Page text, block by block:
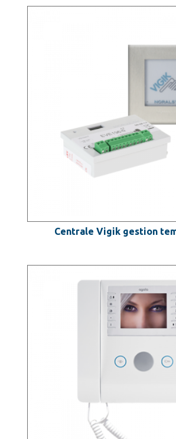
Centrale Vigik gestion